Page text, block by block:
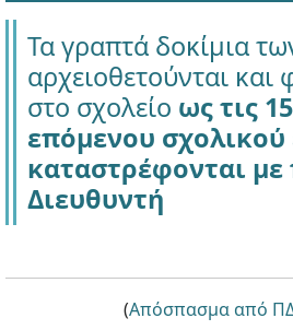
Τα γραπτά δοκίμια
αρχειοθετούνται και
στο σχολείο ως τις
επόμενου
καταστρέφονται
Διευθυντή
(Απόσπασμα από